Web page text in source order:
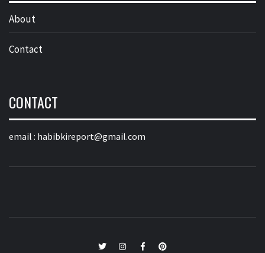
About
Contact
CONTACT
email : habibkireport@gmail.com
twitterInstagramFacebookPinterest